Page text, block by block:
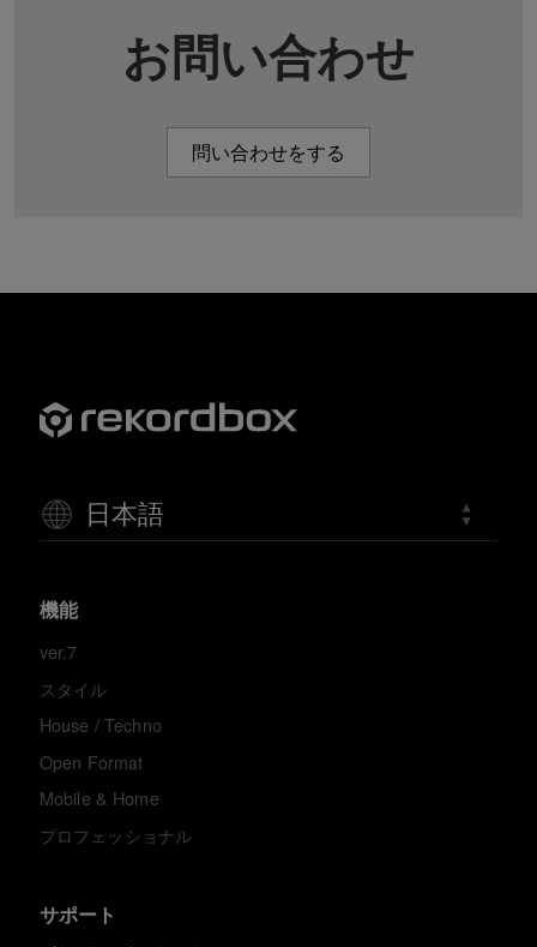
お問い合わせ
問い合わせをする
日本語
機能
ver.7
スタイル
House / Techno
Open Format
Mobile & Home
プロフェッショナル
サポート